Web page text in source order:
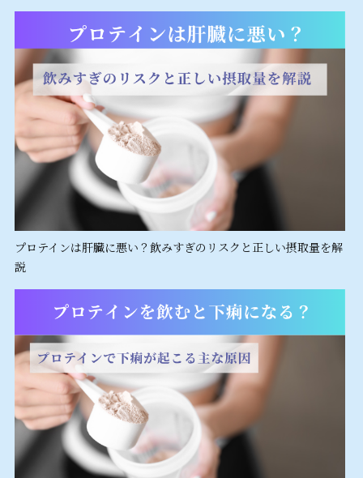
プロテインは肝臓に悪い？飲みすぎのリスクと正しい摂取量を解
説